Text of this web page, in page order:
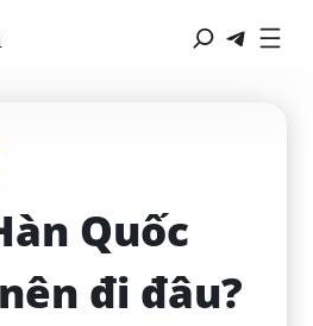
Quốc
đi đâu?